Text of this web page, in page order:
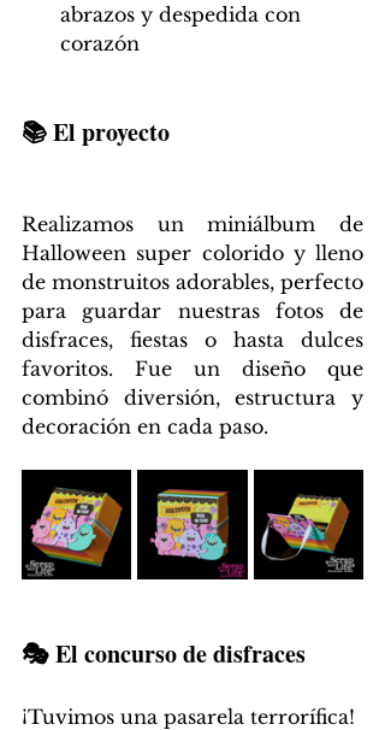
abrazos y despedida con
corazón
📚 El proyecto
Realizamos un miniálbum de
Halloween super colorido y lleno
de monstruitos adorables, perfecto
para guardar nuestras fotos de
disfraces, fiestas o hasta dulces
favoritos. Fue un diseño que
combinó diversión, estructura y
decoración en cada paso.
🎭 El concurso de disfraces
¡Tuvimos una pasarela terrorífica!